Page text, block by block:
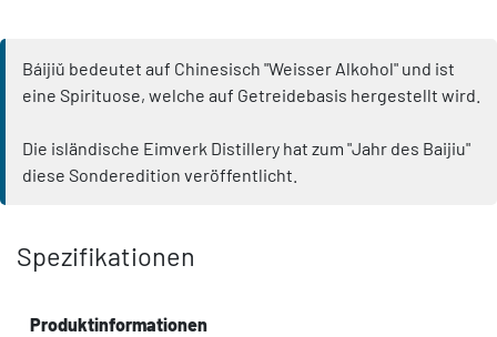
Báijiǔ bedeutet auf Chinesisch "Weisser Alkohol" und ist
eine Spirituose, welche auf Getreidebasis hergestellt wird.
Die isländische Eimverk Distillery hat zum "Jahr des Baijiu"
diese Sonderedition veröffentlicht.
Spezifikationen
Produktinformationen